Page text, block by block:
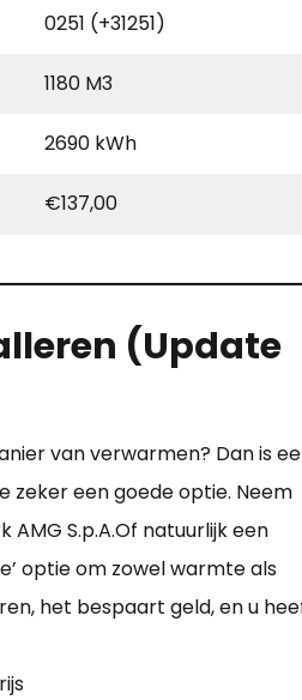
0251 (+31251)
1180 M3
2690 kWh
€137,00
(Update
van verwarmen? Dan is
zeker een goede optie. Neem
AMG S.p.A.Of natuurlijk een
optie om zowel warmte als
het bespaart geld, en u